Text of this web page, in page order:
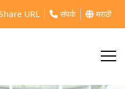
URL संपर्क मराठी
maharashtra-working-
meets-nadda